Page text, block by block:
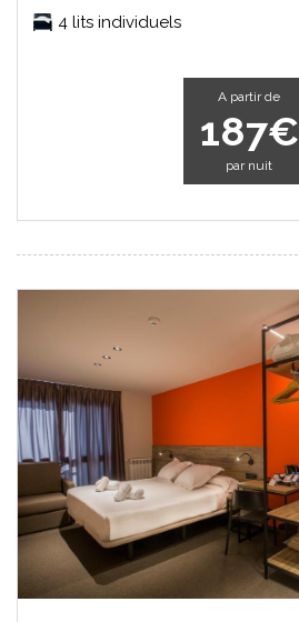
4 lits individuels
A partir de
187€
par nuit